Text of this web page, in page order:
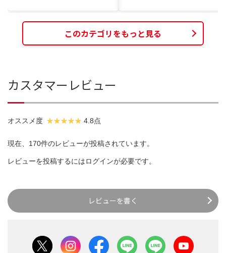
このカテゴリをもっと見る
カスタマーレビュー
オススメ度 4.8点
現在、170件のレビューが投稿されています。
レビューを投稿するにはログインが必要です。
レビューを書く